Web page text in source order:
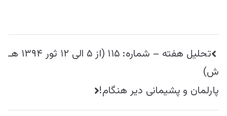
راهبری
نوشته
تحلیل هفته – شماره: ۱۱۵ (از ۵ الی ۱۲ ثور ۱۳۹۴ هـ
ش)
پارلمان و پشیمانی دیر هنگام!